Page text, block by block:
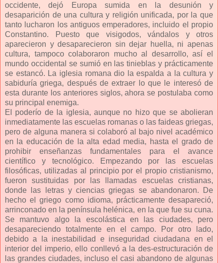
occidente, dejó Europa sumida en la desunión y
desaparición de una cultura y religión unificada, por la que
tanto lucharon los antiguos emperadores, incluido el propio
Constantino. Puesto que visigodos, vándalos y otros
aparecieron y desaparecieron sin dejar huella, ni apenas
cultura, tampoco colaboraron mucho al desarrollo, así el
mundo occidental se sumió en las tinieblas y prácticamente
se estancó. La iglesia romana dio la espalda a la cultura y
sabiduría griega, después de extraer lo que le interesó de
esta durante los anteriores siglos, ahora se postulaba como
su principal enemiga.
El poderío de la iglesia, aunque no hizo que se abolieran
inmediatamente las escuelas romanas o las faideas griegas,
pero de alguna manera si colaboró al bajo nivel académico
en la educación de la alta edad media, hasta el grado de
prohibir enseñanzas fundamentales para el avance
científico y tecnológico. Empezando por las escuelas
filosóficas, utilizadas al principio por el propio cristianismo,
fueron sustituidas por las llamadas escuelas cristianas,
donde las letras y ciencias griegas se abandonaron. De
hecho el griego como idioma, prácticamente desapareció,
arrinconado en la península helénica, en la que fue su cuna.
Se mantuvo algo la escolástica en las ciudades, pero
desapareciendo totalmente en el campo. Por otro lado,
debido a la inestabilidad e inseguridad ciudadana en el
interior del imperio, ello conllevó a la des-estructuración de
las grandes ciudades, incluso el casi abandono de algunas